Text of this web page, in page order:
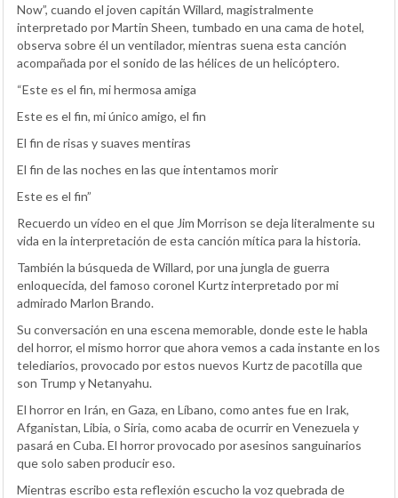
Now”, cuando el joven capitán Willard, magistralmente
interpretado por Martin Sheen, tumbado en una cama de hotel,
observa sobre él un ventilador, mientras suena esta canción
acompañada por el sonido de las hélices de un helicóptero.
“Este es el fin, mi hermosa amiga
Este es el fin, mi único amigo, el fin
El fin de risas y suaves mentiras
El fin de las noches en las que intentamos morir
Este es el fin”
Recuerdo un vídeo en el que Jim Morrison se deja literalmente su
vida en la interpretación de esta canción mítica para la historia.
También la búsqueda de Willard, por una jungla de guerra
enloquecida, del famoso coronel Kurtz interpretado por mi
admirado Marlon Brando.
Su conversación en una escena memorable, donde este le habla
del horror, el mismo horror que ahora vemos a cada instante en los
telediarios, provocado por estos nuevos Kurtz de pacotilla que
son Trump y Netanyahu.
El horror en Irán, en Gaza, en Líbano, como antes fue en Irak,
Afganistan, Libia, o Siria, como acaba de ocurrir en Venezuela y
pasará en Cuba. El horror provocado por asesinos sanguinarios
que solo saben producir eso.
Mientras escribo esta reflexión escucho la voz quebrada de